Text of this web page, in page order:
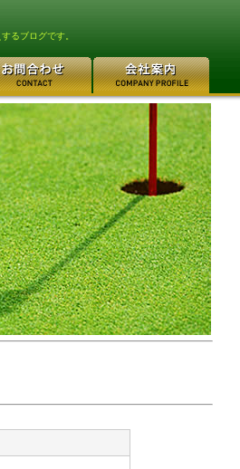
るブログです。